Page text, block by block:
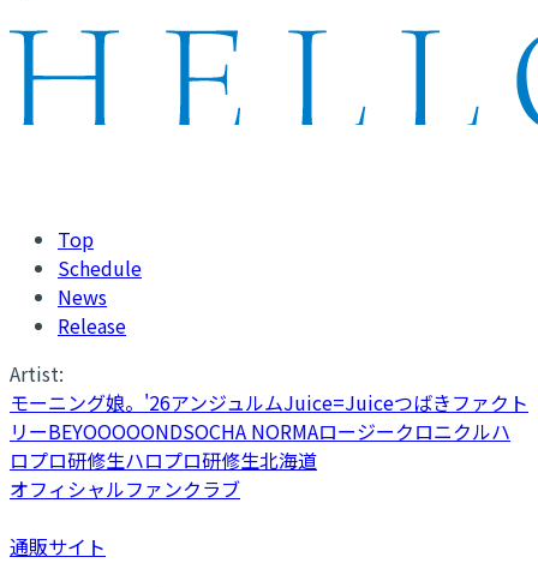
Top
Schedule
News
Release
Artist:
モーニング娘。'26アンジュルムJuice=Juiceつばきファクト
リーBEYOOOOONDSOCHA NORMAロージークロニクルハ
ロプロ研修生ハロプロ研修生北海道
オフィシャルファンクラブ
通販サイト